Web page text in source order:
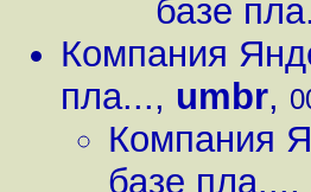
базе
Компания
пла..., umbr,
Компания
базе пла...,